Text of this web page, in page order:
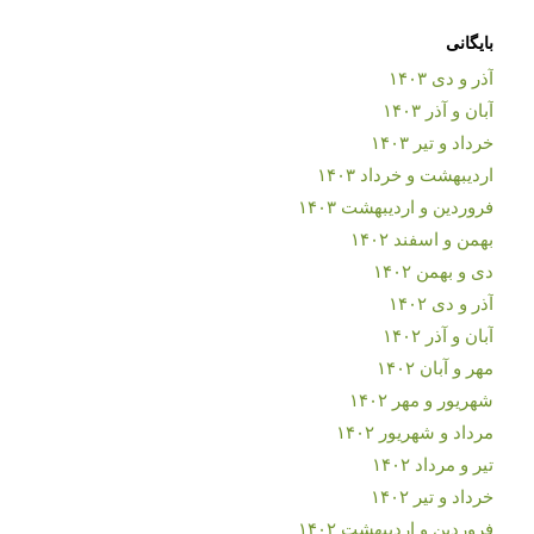
بایگانی
آذر و دی ۱۴۰۳
آبان و آذر ۱۴۰۳
خرداد و تیر ۱۴۰۳
اردیبهشت و خرداد ۱۴۰۳
فروردین و اردیبهشت ۱۴۰۳
بهمن و اسفند ۱۴۰۲
دی و بهمن ۱۴۰۲
آذر و دی ۱۴۰۲
آبان و آذر ۱۴۰۲
مهر و آبان ۱۴۰۲
شهریور و مهر ۱۴۰۲
مرداد و شهریور ۱۴۰۲
تیر و مرداد ۱۴۰۲
خرداد و تیر ۱۴۰۲
فروردین و اردیبهشت ۱۴۰۲